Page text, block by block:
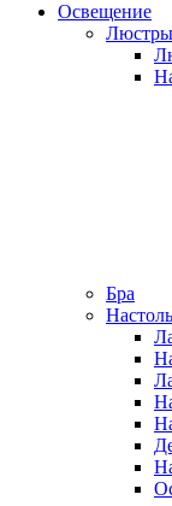
Освещение
Люстры
Бра